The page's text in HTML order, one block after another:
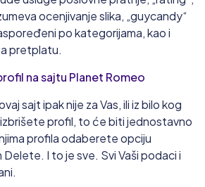
ocenjivanje slika, „guycandy“
po kategorijama, kao i
pretplatu.
na sajtu Planet Romeo
sajt ipak nije za Vas, ili iz bilo kog
profil, to će biti jednostavno
profila odaberete opciju
I to je sve. Svi Vaši podaci i